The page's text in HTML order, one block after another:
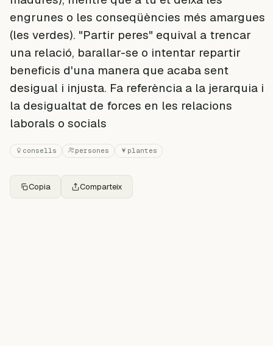
engrunes o les conseqüències més amargues
(les verdes). "Partir peres" equival a trencar
una relació, barallar-se o intentar repartir
beneficis d'una manera que acaba sent
desigual i injusta. Fa referència a la jerarquia i
la desigualtat de forces en les relacions
laborals o socials
consells persones plantes
Copia Comparteix